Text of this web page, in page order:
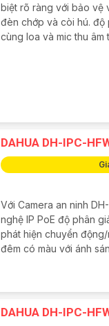
biệt rõ ràng với bảo vệ
đèn chớp và còi hú. độ
cùng loa và mic thu âm
DAHUA DH-IPC-
Với Camera an ninh
nghệ IP PoE độ phân
phát hiện chuyển
đêm có màu với ánh
DAHUA DH-IPC-